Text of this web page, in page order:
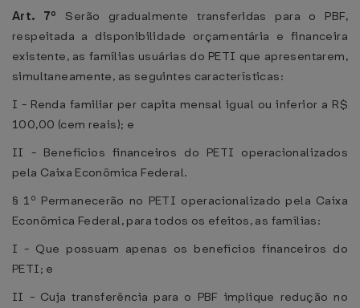
Art. 7º Serão gradualmente transferidas para o PBF,
respeitada a disponibilidade orçamentária e financeira
existente, as famílias usuárias do PETI que apresentarem,
simultaneamente, as seguintes características:
I - Renda familiar per capita mensal igual ou inferior a R$
100,00 (cem reais); e
II - Benefícios financeiros do PETI operacionalizados
pela Caixa Econômica Federal.
§ 1º Permanecerão no PETI operacionalizado pela Caixa
Econômica Federal, para todos os efeitos, as famílias:
I - Que possuam apenas os benefícios financeiros do
PETI; e
II - Cuja transferência para o PBF implique redução no